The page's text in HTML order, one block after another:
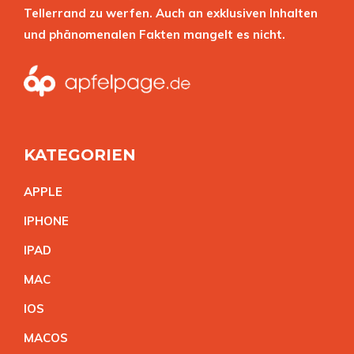
Tellerrand zu werfen. Auch an exklusiven Inhalten
und phänomenalen Fakten mangelt es nicht.
KATEGORIEN
APPLE
IPHONE
IPAD
MAC
IOS
MACOS